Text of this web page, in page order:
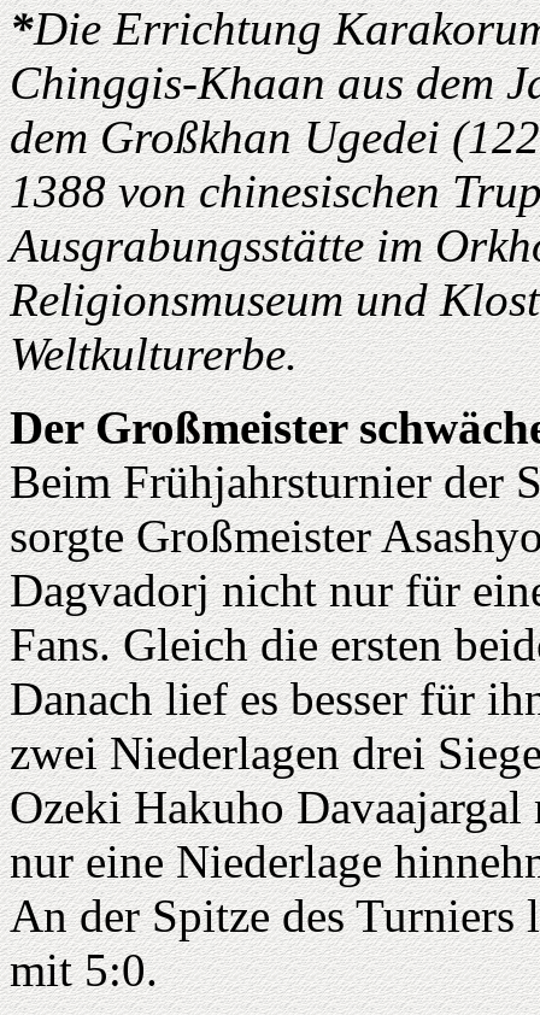
*Die Errichtung
Chinggis-Khaan aus dem
dem Großkhan Ugedei
1388 von chinesischen
Ausgrabungsstätte im
Religionsmuseum und
Weltkulturerbe.
Der Großmeister
Beim Frühjahrsturnier der
sorgte Großmeister
Dagvadorj nicht nur für
Fans. Gleich die ersten
Danach lief es besser für
zwei Niederlagen drei
Ozeki Hakuho
nur eine Niederlage
An der Spitze des Turniers
mit 5:0.